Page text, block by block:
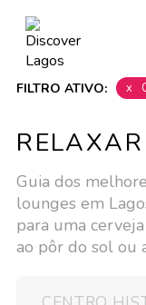
FILTRO ATIVO: x
RELAXAR
Guia dos
lounges em
para uma
ao pôr do sol ou